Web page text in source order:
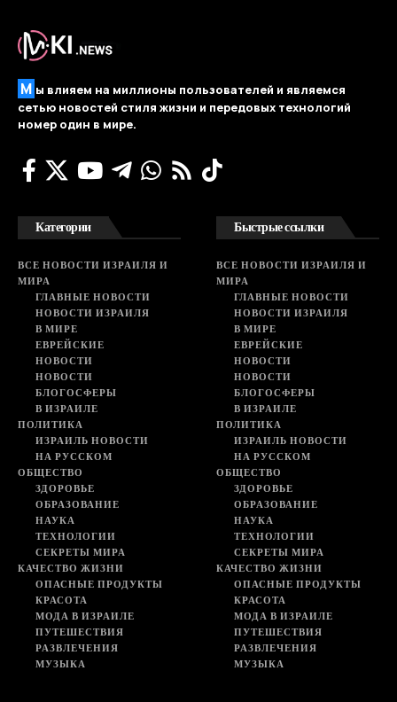
М ы влияем на миллионы пользователей и являемся
сетью новостей стиля жизни и передовых технологий
номер один в мире.
Категории
ВСЕ НОВОСТИ ИЗРАИЛЯ И
МИРА
ГЛАВНЫЕ НОВОСТИ
НОВОСТИ ИЗРАИЛЯ
В МИРЕ
ЕВРЕЙСКИЕ
НОВОСТИ
НОВОСТИ
БЛОГОСФЕРЫ
В ИЗРАИЛЕ
ПОЛИТИКА
ИЗРАИЛЬ НОВОСТИ
НА РУССКОМ
ОБЩЕСТВО
ЗДОРОВЬЕ
ОБРАЗОВАНИЕ
НАУКА
ТЕХНОЛОГИИ
СЕКРЕТЫ МИРА
КАЧЕСТВО ЖИЗНИ
ОПАСНЫЕ ПРОДУКТЫ
КРАСОТА
МОДА В ИЗРАИЛЕ
ПУТЕШЕСТВИЯ
РАЗВЛЕЧЕНИЯ
МУЗЫКА
Быстрые ссылки
ВСЕ НОВОСТИ ИЗРАИЛЯ И
МИРА
ГЛАВНЫЕ НОВОСТИ
НОВОСТИ ИЗРАИЛЯ
В МИРЕ
ЕВРЕЙСКИЕ
НОВОСТИ
НОВОСТИ
БЛОГОСФЕРЫ
В ИЗРАИЛЕ
ПОЛИТИКА
ИЗРАИЛЬ НОВОСТИ
НА РУССКОМ
ОБЩЕСТВО
ЗДОРОВЬЕ
ОБРАЗОВАНИЕ
НАУКА
ТЕХНОЛОГИИ
СЕКРЕТЫ МИРА
КАЧЕСТВО ЖИЗНИ
ОПАСНЫЕ ПРОДУКТЫ
КРАСОТА
МОДА В ИЗРАИЛЕ
ПУТЕШЕСТВИЯ
РАЗВЛЕЧЕНИЯ
МУЗЫКА